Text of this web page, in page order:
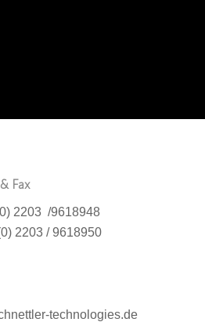
Fax
2203 /9618948
2203 / 9618950
technologies.de